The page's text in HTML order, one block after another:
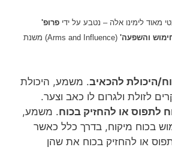
מאוד לימינו אלה – נטבע על ידי פרופ'
והשפעה'
(Arms and Influence) משנת
היכולת להכאיב. משמע, היכולת
לזולת ולגרום לו כאב וצער.
לתפוס או להחזיק בכוח. משמע,
בכוח מיקוח, בדרך כלל כאשר
או להחזיק בכוח את שהן